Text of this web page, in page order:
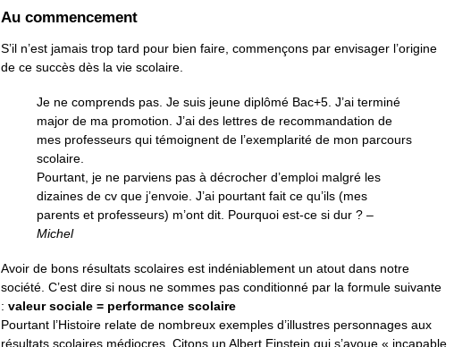
Au commencement
S’il n’est jamais trop tard pour bien faire, commençons par envisager l’origine
de ce succès dès la vie scolaire.
Je ne comprends pas. Je suis jeune diplômé Bac+5. J’ai terminé
major de ma promotion. J’ai des lettres de recommandation de
mes professeurs qui témoignent de l’exemplarité de mon parcours
scolaire.
Pourtant, je ne parviens pas à décrocher d’emploi malgré les
dizaines de cv que j’envoie. J’ai pourtant fait ce qu’ils (mes
parents et professeurs) m’ont dit. Pourquoi est-ce si dur ? –
Michel
Avoir de bons résultats scolaires est indéniablement un atout dans notre
société. C’est dire si nous ne sommes pas conditionné par la formule suivante
: valeur sociale = performance scolaire
Pourtant l’Histoire relate de nombreux exemples d’illustres personnages aux
résultats scolaires médiocres. Citons un Albert Einstein qui s’avoue « incapable